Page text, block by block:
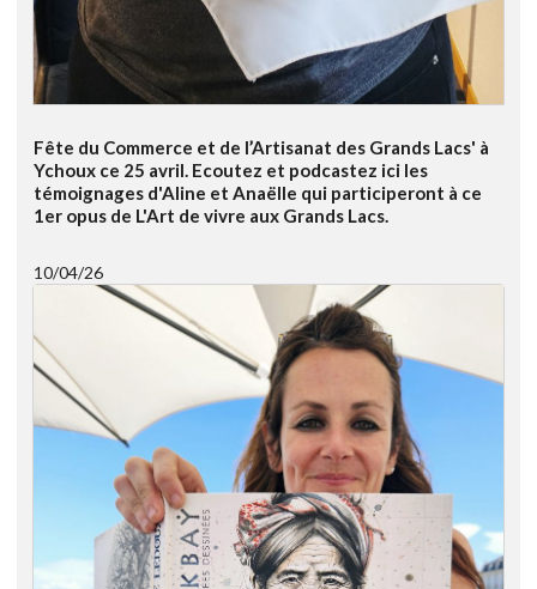
Fête du Commerce et de l’Artisanat des Grands Lacs' à
Ychoux ce 25 avril. Ecoutez et podcastez ici les
témoignages d'Aline et Anaëlle qui participeront à ce
1er opus de L'Art de vivre aux Grands Lacs.
10/04/26